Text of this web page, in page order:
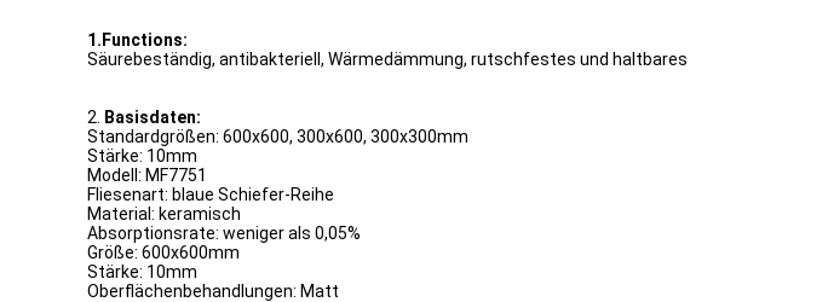
1.Functions:
Säurebeständig, antibakteriell, Wärmedämmung, rutschfestes und haltbares
2.
Basisdaten:
Standardgrößen: 600x600, 300x600, 300x300mm
Stärke: 10mm
Modell: MF7751
Fliesenart: blaue Schiefer-Reihe
Material: keramisch
Absorptionsrate: weniger als 0,05%
Größe: 600x600mm
Stärke: 10mm
Oberflächenbehandlungen: Matt